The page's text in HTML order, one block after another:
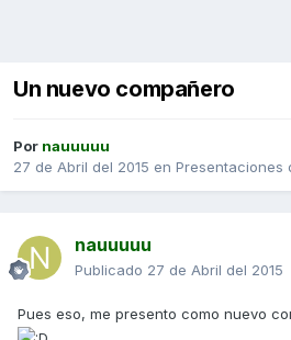
Un nuevo compañero
Por nauuuuu
27 de Abril del 2015 en Presentaciones
nauuuuu
Publicado 27 de Abril del 2015
Pues eso, me presento como nuevo